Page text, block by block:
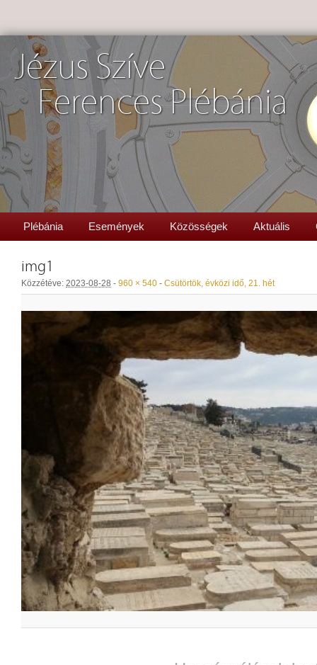
Jézus Szíve
Ferences Plébánia
Plébánia Események Közösségek Aktuális
img1
Közzétéve: 2023-08-28 - 960 × 540 - Csütörtök, évközi idő, 21. hét